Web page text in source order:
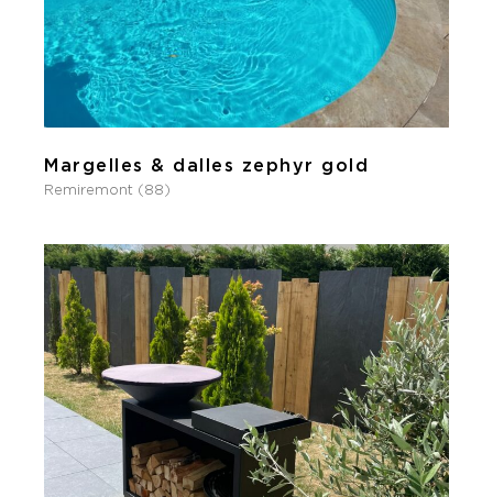
Margelles & dalles zephyr gold
Remiremont (88)